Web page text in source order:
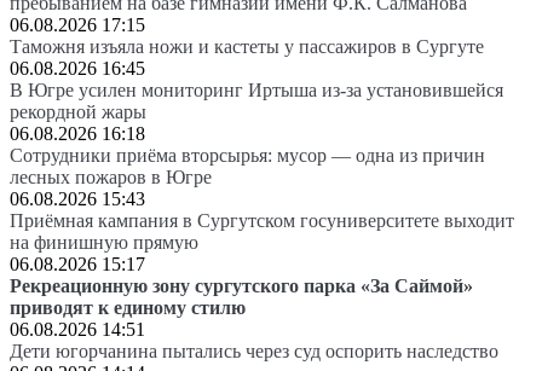
06.08.2026 17:15
Таможня изъяла ножи и кастеты у пассажиров в Сургуте
06.08.2026 16:45
В Югре усилен мониторинг Иртыша из-за установившейся
рекордной жары
06.08.2026 16:18
Сотрудники приёма вторсырья: мусор — одна из причин
лесных пожаров в Югре
06.08.2026 15:43
Приёмная кампания в Сургутском госуниверситете выходит
на финишную прямую
06.08.2026 15:17
Рекреационную зону сургутского парка «За Саймой»
приводят к единому стилю
06.08.2026 14:51
Дети югорчанина пытались через суд оспорить наследство